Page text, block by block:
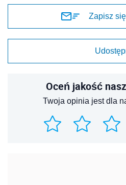
Zapisz
Oceń jakość
Twoja opinia jest dla